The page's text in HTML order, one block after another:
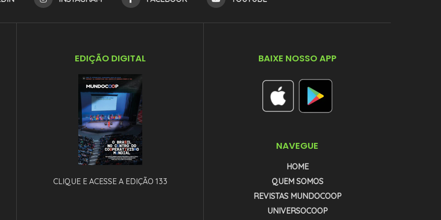
EDIÇÃO DIGITAL
CLIQUE E ACESSE A EDIÇÃO 133
BAIXE NOSSO APP
NAVEGUE
HOME
QUEM SOMOS
REVISTAS MUNDOCOOP
UNIVERSOCOOP